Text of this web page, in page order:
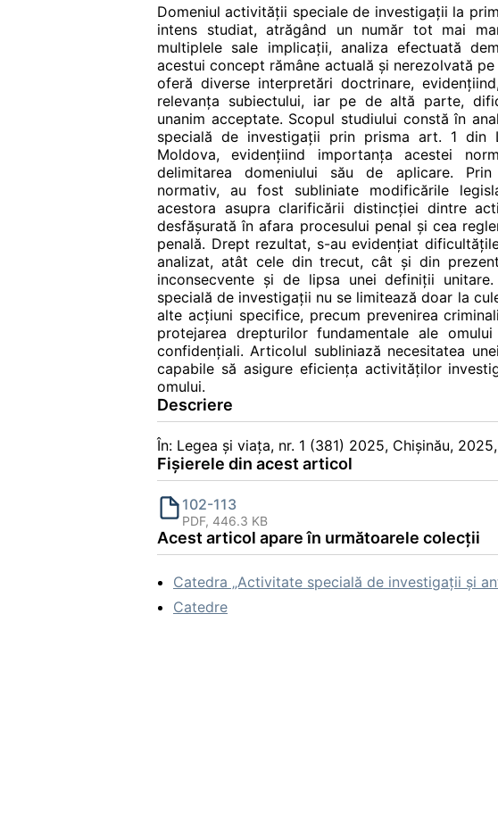
Domeniul activității speciale de investigații la
intens studiat, atrăgând un număr tot mai
multiplele sale implicații, analiza efectuată
acestui concept rămâne actuală și nerezolvată
oferă diverse interpretări doctrinare,
relevanța subiectului, iar pe de altă parte,
unanim acceptate. Scopul studiului constă în
specială de investigații prin prisma art. 1 din
Moldova, evidențiind importanța acestei
delimitarea domeniului său de aplicare.
normativ, au fost subliniate modificările
acestora asupra clarificării distincției dintre
desfășurată în afara procesului penal și cea
penală. Drept rezultat, s-au evidențiat
analizat, atât cele din trecut, cât și din
inconsecvente și de lipsa unei definiții
specială de investigații nu se limitează doar la
alte acțiuni specifice, precum prevenirea
protejarea drepturilor fundamentale ale
confidențiali. Articolul subliniază necesitatea
capabile să asigure eficiența activităților
omului.
Descriere
În: Legea și viața, nr. 1 (381) 2025, Chișinău,
Fișierele din acest articol
102-113
PDF, 446.3 KB
Acest articol apare în următoarele colecții
Catedra „Activitate specială de investigaţii şi
Catedre